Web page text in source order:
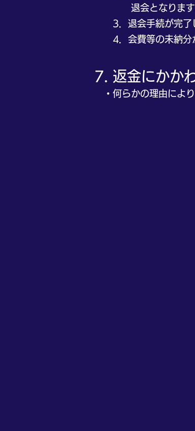
退会となります。各
3．退会手続が完了し
4．会費等の未納分が
7. 返金にかか
・何らかの理由により